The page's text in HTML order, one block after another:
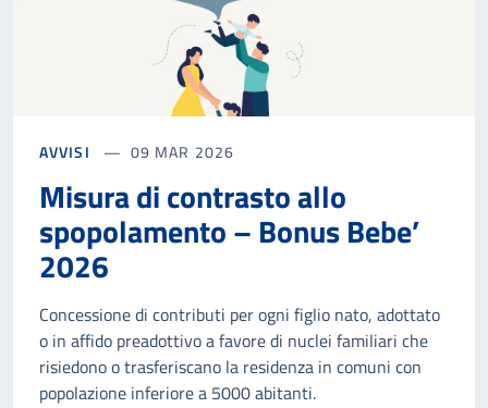
AVVISI 09 MAR 2026
Misura di contrasto allo
spopolamento – Bonus Bebe’
2026
Concessione di contributi per ogni figlio nato, adottato
o in affido preadottivo a favore di nuclei familiari che
risiedono o trasferiscano la residenza in comuni con
popolazione inferiore a 5000 abitanti.